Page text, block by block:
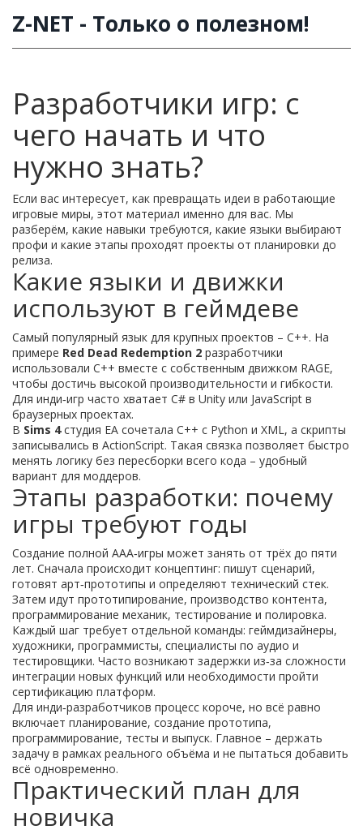
Z-NET - Только о полезном!
Разработчики игр: с
чего начать и что
нужно знать?
Если вас интересует, как превращать идеи в работающие
игровые миры, этот материал именно для вас. Мы
разберём, какие навыки требуются, какие языки выбирают
профи и какие этапы проходят проекты от планировки до
релиза.
Какие языки и движки
используют в геймдеве
Самый популярный язык для крупных проектов – C++. На
примере Red Dead Redemption 2 разработчики
использовали C++ вместе с собственным движком RAGE,
чтобы достичь высокой производительности и гибкости.
Для инди‑игр часто хватает C# в Unity или JavaScript в
браузерных проектах.
В Sims 4студия EA сочетала C++ с Python и XML, а скрипты
записывались в ActionScript. Такая связка позволяет быстро
менять логику без пересборки всего кода – удобный
вариант для моддеров.
Этапы разработки: почему
игры требуют годы
Создание полной AAA‑игры может занять от трёх до пяти
лет. Сначала происходит концептинг: пишут сценарий,
готовят арт‑прототипы и определяют технический стек.
Затем идут прототипирование, производство контента,
программирование механик, тестирование и полировка.
Каждый шаг требует отдельной команды: геймдизайнеры,
художники, программисты, специалисты по аудио и
тестировщики. Часто возникают задержки из‑за сложности
интеграции новых функций или необходимости пройти
сертификацию платформ.
Для инди‑разработчиков процесс короче, но всё равно
включает планирование, создание прототипа,
программирование, тесты и выпуск. Главное – держать
задачу в рамках реального объёма и не пытаться добавить
всё одновременно.
Практический план для
новичка